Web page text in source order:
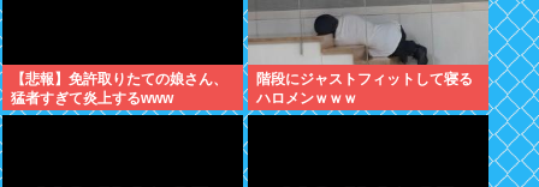
【悲報】免許取りたての娘さん、
猛者すぎて炎上するwww
階段にジャストフィットして寝る
ハロメンｗｗｗ